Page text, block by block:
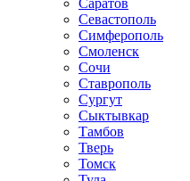
Саратов
Севастополь
Симферополь
Смоленск
Сочи
Ставрополь
Сургут
Сыктывкар
Тамбов
Тверь
Томск